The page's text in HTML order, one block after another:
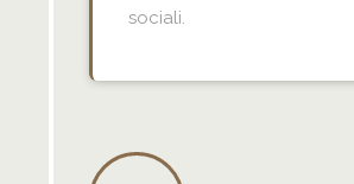
sociali.